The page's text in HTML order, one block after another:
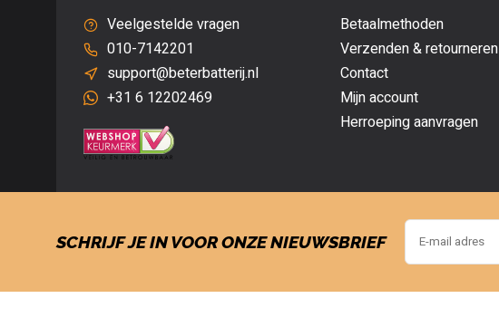
Veelgestelde vragen
010-7142201
support@beterbatterij.nl
+31 6 12202469
Betaalmethoden
Verzenden & retourneren
Contact
Mijn account
Herroeping aanvragen
SCHRIJF JE IN VOOR ONZE NIEUWSBRIEF